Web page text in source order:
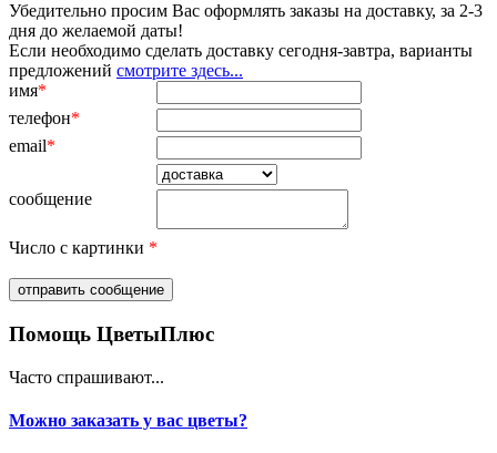
Убедительно просим Вас оформлять заказы на доставку, за 2-3
дня до желаемой даты!
Если необходимо сделать доставку сегодня-завтра, варианты
предложений смотрите здесь...
имя*
телефон*
email*
сообщение
Число с картинки *
Помощь ЦветыПлюс
Часто спрашивают...
Можно заказать у вас цветы?